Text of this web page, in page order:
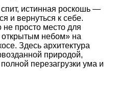
истинная роскошь —
и вернуться к себе.
просто место для
открытым небом» на
Здесь архитектура
природой,
перезагрузки ума и